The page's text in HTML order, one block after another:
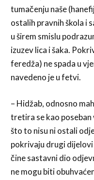
tumačenju naše
ostalih pravnih škola i
u širem smislu
izuzev lica i šaka.
feredža) ne spada u
navedeno je u fetvi.
– Hidžab, odnosno
tretira se kao poseban
što to nisu ni ostali
pokrivaju drugi
čine sastavni dio
ne mogu biti